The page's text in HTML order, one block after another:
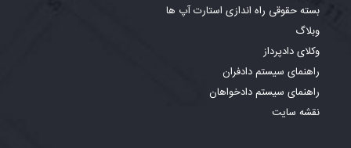
بسته حقوقی راه اندازی استارت آپ ها
وبلاگ
وکلای دادپرداز
راهنمای سیستم دادفران
راهنمای سیستم دادخواهان
نقشه سایت